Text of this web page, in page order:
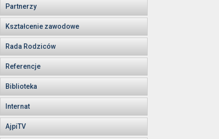
Partnerzy
Kształcenie zawodowe
Rada Rodziców
Referencje
Biblioteka
Internat
AjpiTV